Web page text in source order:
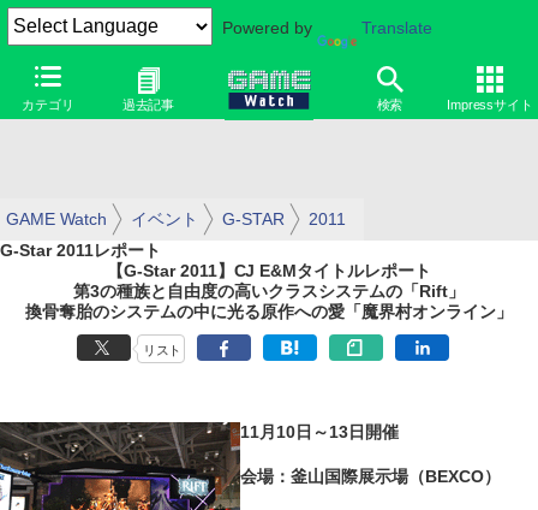
Powered by Translate
カテゴリ 過去記事 検索 Impressサイト
GAME Watch イベント G-STAR
2011
G-Star 2011レポート
【G-Star 2011】CJ E&Mタイトルレポート
第3の種族と自由度の高いクラスシステムの「Rift」
換骨奪胎のシステムの中に光る原作への愛「魔界村オンライン」
リスト
11月10日～13日開催
会場：釜山国際展示場（BEXCO）